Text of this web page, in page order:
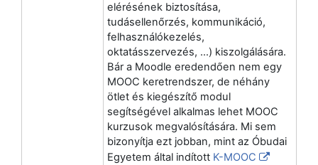
elérésének biztosítása,
tudásellenőrzés, kommunikáció,
felhasználókezelés,
oktatásszervezés, …) kiszolgálására.
Bár a Moodle eredendően nem egy
MOOC keretrendszer, de néhány
ötlet és kiegészítő modul
segítségével alkalmas lehet MOOC
kurzusok megvalósítására. Mi sem
bizonyítja ezt jobban, mint az Óbudai
Egyetem által indított K-MOOC